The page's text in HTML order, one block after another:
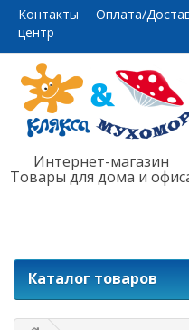
Контакты Оплата/
центр
Интернет-магазин
Товары для дома и
Каталог товаров